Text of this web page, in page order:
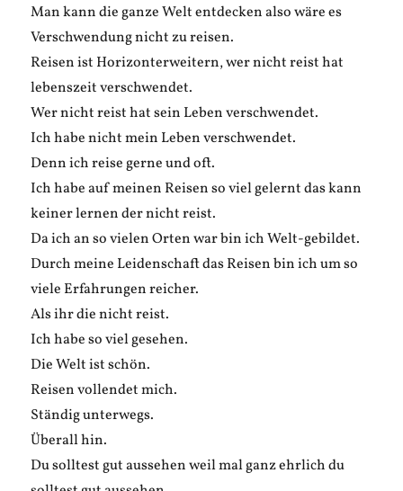
Man kann die ganze Welt entdecken also wäre es
Verschwendung nicht zu reisen.
Reisen ist Horizonterweitern, wer nicht reist hat
lebenszeit verschwendet.
Wer nicht reist hat sein Leben verschwendet.
Ich habe nicht mein Leben verschwendet.
Denn ich reise gerne und oft.
Ich habe auf meinen Reisen so viel gelernt das kann
keiner lernen der nicht reist.
Da ich an so vielen Orten war bin ich Welt-gebildet.
Durch meine Leidenschaft das Reisen bin ich um so
viele Erfahrungen reicher.
Als ihr die nicht reist.
Ich habe so viel gesehen.
Die Welt ist schön.
Reisen vollendet mich.
Ständig unterwegs.
Überall hin.
Du solltest gut aussehen weil mal ganz ehrlich du